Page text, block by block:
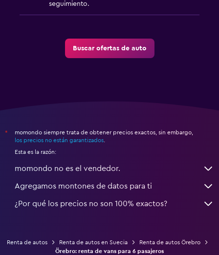
seguimiento.
Buscar ofertas de auto
*
momondo siempre trata de obtener precios exactos, sin embargo,
los precios no están garantizados.
Esta es la razón:
momondo no es el vendedor.
Agregamos montones de datos para ti
¿Por qué los precios no son 100% exactos?
Renta de autos Renta de autos en Suecia
Renta de autos Örebro
Örebro: renta de vans para 6 pasajeros